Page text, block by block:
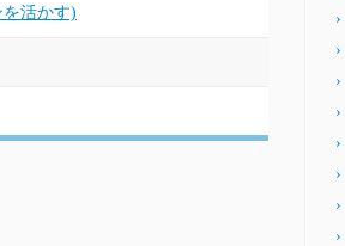
活かす)